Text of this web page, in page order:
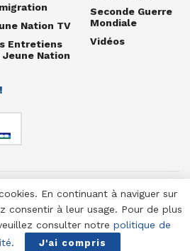
Nation TV
Entretiens
Jeune Nation
Seconde Guerre
Mondiale
Vidéos
En continuant à naviguer sur
consentir à leur usage. Pour de plus
consulter notre politique de
. J'ai compris